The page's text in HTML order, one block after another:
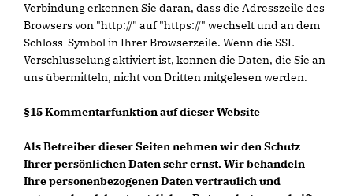
Verbindung erkennen Sie daran, dass die Adresszeile des
Browsers von "http://" auf "https://" wechselt und an dem
Schloss-Symbol in Ihrer Browserzeile. Wenn die SSL
Verschlüsselung aktiviert ist, können die Daten, die Sie an
uns übermitteln, nicht von Dritten mitgelesen werden.
§15 Kommentarfunktion auf dieser Website
Als Betreiber dieser Seiten nehmen wir den Schutz
Ihrer persönlichen Daten sehr ernst. Wir behandeln
Ihre personenbezogenen Daten vertraulich und